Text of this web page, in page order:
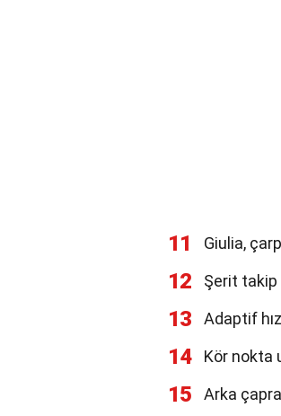
11 Giulia,
12 Şerit takip
13 Adaptif
14 Kör nokta
15 Arka